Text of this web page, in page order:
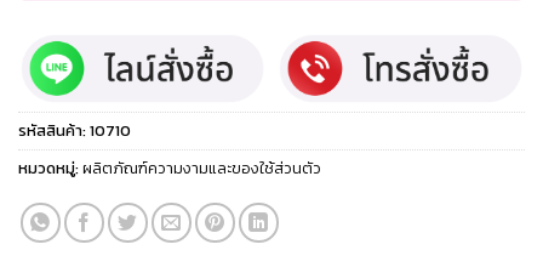
รหัสสินค้า:10710
หมวดหมู่:ผลิตภัณฑ์ความงามและของใช้ส่วนตัว